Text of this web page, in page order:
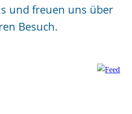
und freuen uns über
Besuch.